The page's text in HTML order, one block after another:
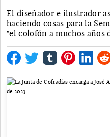
El diseñador e ilustrador
haciendo cosas para la
"el colofón a muchos años